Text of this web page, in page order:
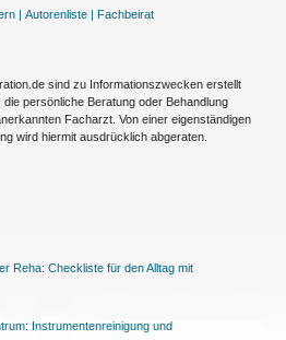
| Autorenliste | Fachbeirat
sind zu Informationszwecken erstellt
persönliche Beratung oder Behandlung
Facharzt. Von einer eigenständigen
wird hiermit ausdrücklich abgeraten.
Reha: Checkliste für den Alltag mit
Instrumentenreinigung und